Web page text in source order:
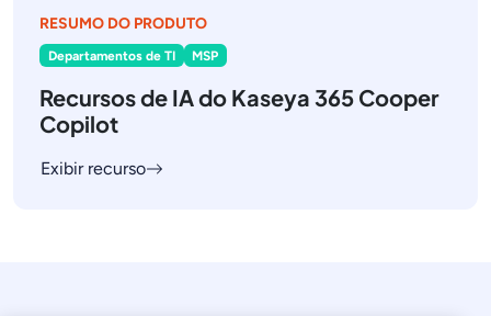
RESUMO DO PRODUTO
Departamentos de TI MSP
Recursos de IA do Kaseya 365 Cooper
Copilot
Exibir recurso